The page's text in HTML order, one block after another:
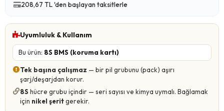
208,67 TL 'den başlayan taksitlerle
Uyumluluk & Kullanım
Bu ürün: 8S BMS (koruma kartı)
Tek başına çalışmaz — bir pil grubunu (pack) aşırı
şarj/deşarjdan korur.
8S hücre grubu içindir — seri sayısı ve kimya uymalı. Bağlamak
için nikel şeritgerekir.